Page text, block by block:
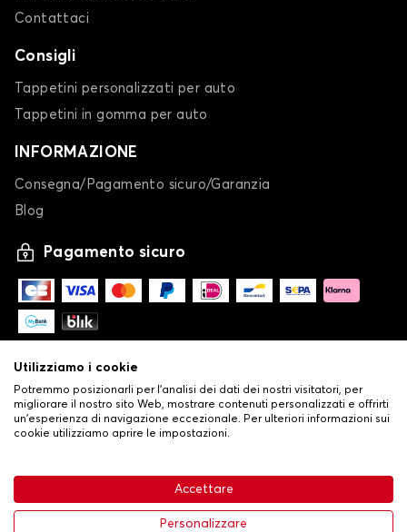
63,99 € Aggiungi al carrello
Contattaci
Consigli
Tappetini personalizzati per auto
Tappetini in gomma per auto
INFORMAZIONE
Consegna/Pagamento sicuro/Garanzia
Blog
Pagamento sicuro
Condizioni generali di vendita•
Politica sulla privacy e sui cookie•Livraison
Utilizziamo i cookie
Potremmo posizionarli per l'analisi dei dati dei nostri visitatori, per
migliorare il nostro sito Web, mostrare contenuti personalizzati e offrirti
un'esperienza di navigazione eccezionale. Per ulteriori informazioni sui
cookie utilizziamo aprire le impostazioni.
Accettare
Personalizzare